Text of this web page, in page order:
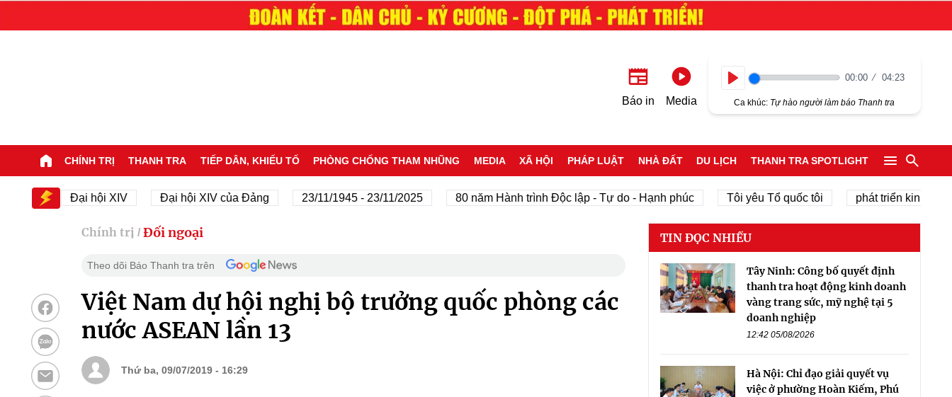
Báo in Media
00:00 04:23
Ca khúc: Tự hào người làm báo Thanh tra
CHÍNH TRỊ THANH TRA TIẾP DÂN, KHIẾU TỐ PHÒNG CHỐNG THAM NHŨNG MEDIA XÃ HỘI PHÁP LUẬT NHÀ ĐẤT DU LỊCH THANH TRA SPOTLIGHT
Đại hội XIV Đại hội XIV của Đảng 23/11/1945 - 23/11/2025 80 năm Hành trình Độc lập - Tự do - Hạnh phúc Tôi yêu Tổ quốc tôi phát triển kinh tế tư nhân
Chính trị / Đối ngoại
Theo dõi Báo Thanh tra trên
Việt Nam dự hội nghị bộ trưởng quốc phòng các
nước ASEAN lần 13
Thứ ba, 09/07/2019 - 16:29
TIN ĐỌC NHIỀU
Tây Ninh: Công bố quyết định
thanh tra hoạt động kinh doanh
vàng trang sức, mỹ nghệ tại 5
doanh nghiệp
12:42 05/08/2026
Hà Nội: Chỉ đạo giải quyết vụ
việc ở phường Hoàn Kiếm, Phú